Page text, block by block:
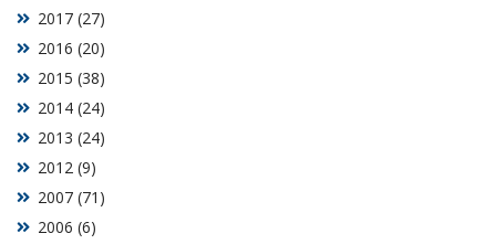
2006 (6)
2007 (71)
2012 (9)
2013 (24)
2014 (24)
2015 (38)
2016 (20)
2017 (27)